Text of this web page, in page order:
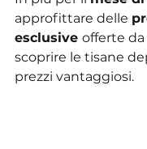
approfittare delle
esclusive offerte
scoprire le tisane
prezzi vantaggiosi.